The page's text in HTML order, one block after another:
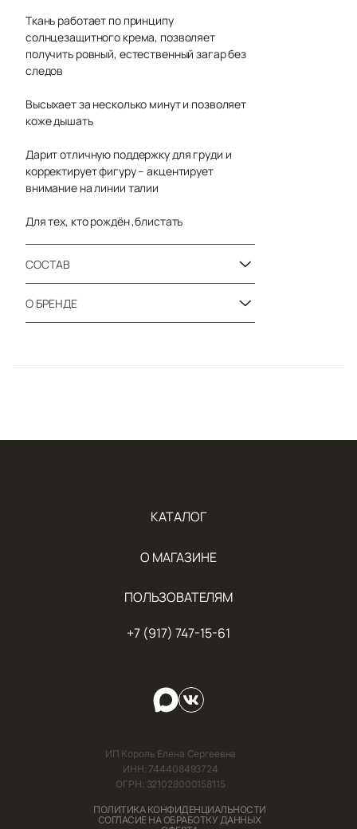
Ткань работает по принципу
солнцезащитного крема, позволяет
получить ровный, естественный загар без
следов
Высыхает за несколько минут и позволяет
коже дышать
Дарит отличную поддержку для груди и
корректирует фигуру – акцентирует
внимание на линии талии
Для тех, кто рождён ,блистать
СОСТАВ
О БРЕНДЕ
КАТАЛОГ
О МАГАЗИНЕ
ПОЛЬЗОВАТЕЛЯМ
+7 (917) 747-15-61
ИП Король Елена Сергеевна
ИНН: 744408493724
ОГРН: 321028000158115
ПОЛИТИКА КОНФИДЕНЦИАЛЬНОСТИ
СОГЛАСИЕ НА ОБРАБОТКУ ДАННЫХ